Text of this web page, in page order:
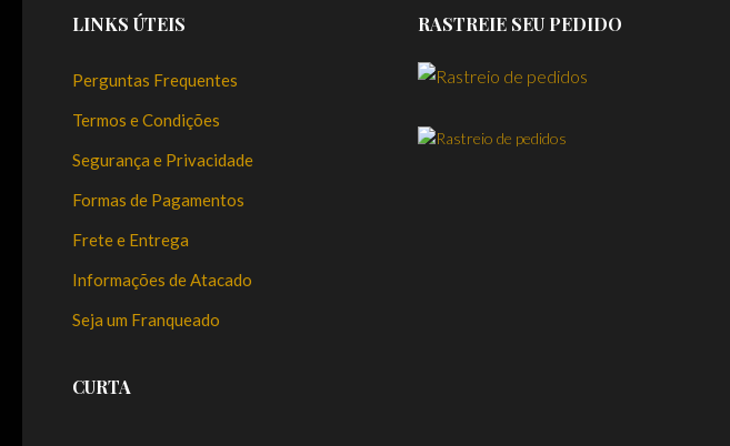
LINKS ÚTEIS
Perguntas Frequentes
Termos e Condições
Segurança e Privacidade
Formas de Pagamentos
Frete e Entrega
Informações de Atacado
Seja um Franqueado
CURTA
RASTREIE SEU PEDIDO